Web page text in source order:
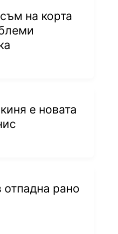
на корта
е новата
рано